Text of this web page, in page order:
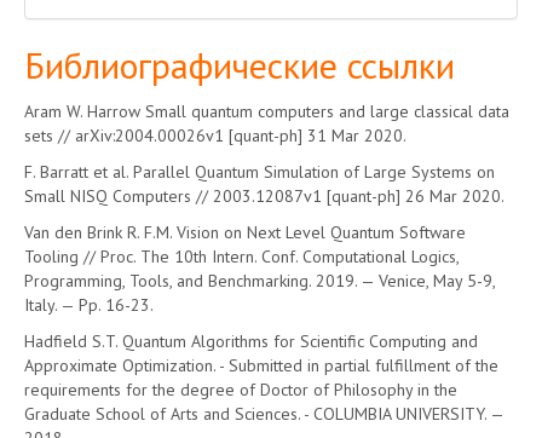
Библиографические ссылки
Aram W. Harrow Small quantum computers and large classical data
sets // arXiv:2004.00026v1 [quant-ph] 31 Mar 2020.
F. Barratt et al. Parallel Quantum Simulation of Large Systems on
Small NISQ Computers // 2003.12087v1 [quant-ph] 26 Mar 2020.
Van den Brink R. F.M. Vision on Next Level Quantum Software
Tooling // Proc. The 10th Intern. Conf. Computational Logics,
Programming, Tools, and Benchmarking. 2019. — Venice, May 5-9,
Italy. — Pp. 16-23.
Hadfield S.T. Quantum Algorithms for Scientific Computing and
Approximate Optimization. - Submitted in partial fulfillment of the
requirements for the degree of Doctor of Philosophy in the
Graduate School of Arts and Sciences. - COLUMBIA UNIVERSITY. —